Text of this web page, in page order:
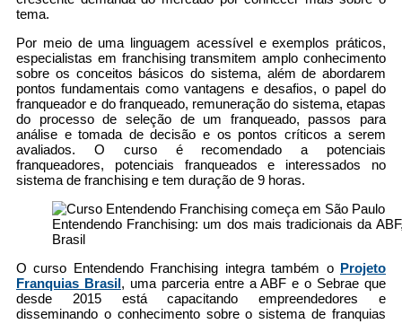
tema.
Por meio de uma linguagem acessível e exemplos práticos,
especialistas em franchising transmitem amplo conhecimento
sobre os conceitos básicos do sistema, além de abordarem
pontos fundamentais como vantagens e desafios, o papel do
franqueador e do franqueado, remuneração do sistema, etapas
do processo de seleção de um franqueado, passos para
análise e tomada de decisão e os pontos críticos a serem
avaliados. O curso é recomendado a potenciais
franqueadores, potenciais franqueados e interessados no
sistema de franchising e tem duração de 9 horas.
Entendendo Franchising: um dos mais tradicionais da
Brasil
O curso Entendendo Franchising integra também o Projeto
Franquias Brasil, uma parceria entre a ABF e o Sebrae que
desde 2015 está capacitando empreendedores e
disseminando o conhecimento sobre o sistema de franquias